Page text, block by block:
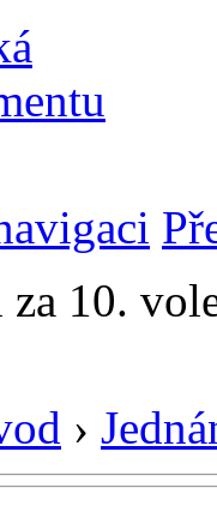
za 10.
›